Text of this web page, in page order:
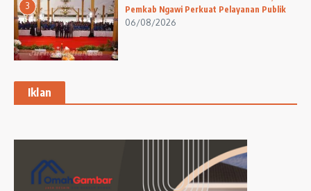
3
Pemkab Ngawi Perkuat Pelayanan Publik
06/08/2026
Iklan